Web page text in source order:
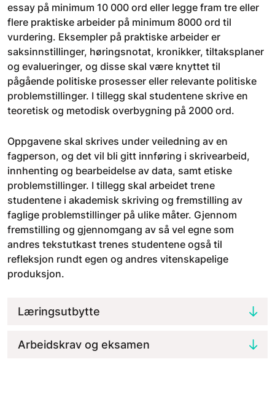
essay på minimum 10 000 ord eller legge fram tre eller
flere praktiske arbeider på minimum 8000 ord til
vurdering. Eksempler på praktiske arbeider er
saksinnstillinger, høringsnotat, kronikker, tiltaksplaner
og evalueringer, og disse skal være knyttet til
pågående politiske prosesser eller relevante politiske
problemstillinger. I tillegg skal studentene skrive en
teoretisk og metodisk overbygning på 2000 ord.
Oppgavene skal skrives under veiledning av en
fagperson, og det vil bli gitt innføring i skrivearbeid,
innhenting og bearbeidelse av data, samt etiske
problemstillinger. I tillegg skal arbeidet trene
studentene i akademisk skriving og fremstilling av
faglige problemstillinger på ulike måter. Gjennom
fremstilling og gjennomgang av så vel egne som
andres tekstutkast trenes studentene også til
refleksjon rundt egen og andres vitenskapelige
produksjon.
Læringsutbytte
Arbeidskrav og eksamen